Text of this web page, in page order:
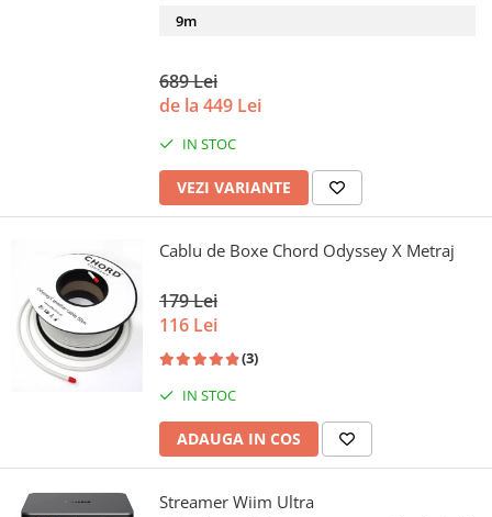
9m
689 Lei
de la 449 Lei
IN STOC
VEZI VARIANTE
Cablu de Boxe Chord Odyssey X Metraj
179 Lei
116 Lei
(3)
IN STOC
ADAUGA IN COS
Streamer Wiim Ultra